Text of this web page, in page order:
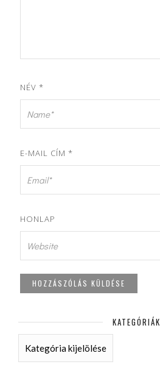
NÉV *
E-MAIL CÍM *
HONLAP
KATEGÓRIÁK
KATEGÓRIÁK